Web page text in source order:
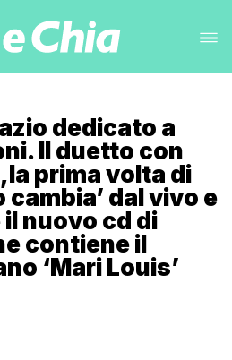
dedicato a
Il duetto con
prima volta di
cambia’ dal vivo e
il nuovo cd di
contiene il
‘Mari Louis’